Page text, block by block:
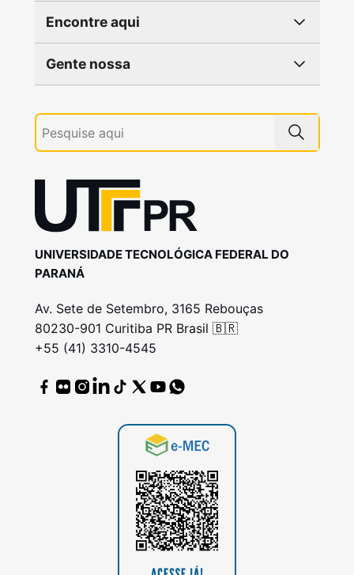
Encontre aqui
Gente nossa
UNIVERSIDADE TECNOLÓGICA FEDERAL DO
PARANÁ
Av. Sete de Setembro, 3165 Rebouças
80230-901 Curitiba PR Brasil 🇧🇷
+55 (41) 3310-4545